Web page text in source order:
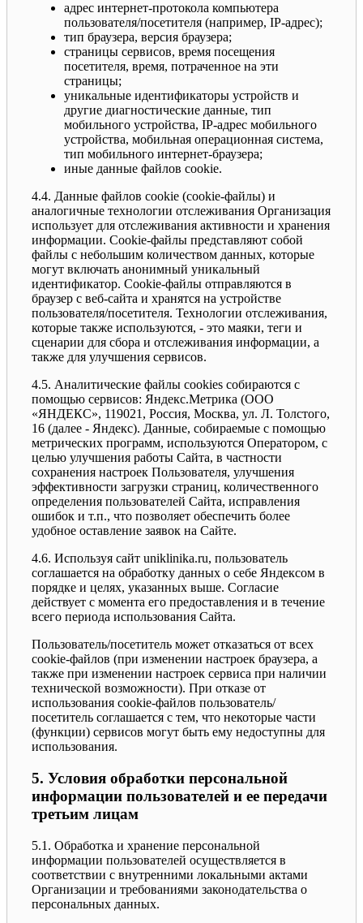
адрес интернет-протокола компьютера
пользователя/посетителя (например, IP-адрес);
тип браузера, версия браузера;
страницы сервисов, время посещения
посетителя, время, потраченное на эти
страницы;
уникальные идентификаторы устройств и
другие диагностические данные, тип
мобильного устройства, IP-адрес мобильного
устройства, мобильная операционная система,
тип мобильного интернет-браузера;
иные данные файлов cookie.
4.4. Данные файлов cookie (сookie-файлы) и
аналогичные технологии отслеживания Организация
использует для отслеживания активности и хранения
информации. Сookie-файлы представляют собой
файлы с небольшим количеством данных, которые
могут включать анонимный уникальный
идентификатор. Cookie-файлы отправляются в
браузер с веб-сайта и хранятся на устройстве
пользователя/посетителя. Технологии отслеживания,
которые также используются, - это маяки, теги и
сценарии для сбора и отслеживания информации, а
также для улучшения сервисов.
4.5. Аналитические файлы cookies собираются с
помощью сервисов: Яндекс.Метрика (ООО
«ЯНДЕКС», 119021, Россия, Москва, ул. Л. Толстого,
16 (далее - Яндекс). Данные, собираемые с помощью
метрических программ, используются Оператором, с
целью улучшения работы Сайта, в частности
сохранения настроек Пользователя, улучшения
эффективности загрузки страниц, количественного
определения пользователей Сайта, исправления
ошибок и т.п., что позволяет обеспечить более
удобное оставление заявок на Сайте.
4.6. Используя сайт uniklinika.ru, пользователь
соглашается на обработку данных о себе Яндексом в
порядке и целях, указанных выше. Согласие
действует с момента его предоставления и в течение
всего периода использования Сайта.
Пользователь/посетитель может отказаться от всех
cookie-файлов (при изменении настроек браузера, а
также при изменении настроек сервиса при наличии
технической возможности). При отказе от
использования cookie-файлов пользователь/
посетитель соглашается с тем, что некоторые части
(функции) сервисов могут быть ему недоступны для
использования.
5. Условия обработки персональной
информации пользователей и ее передачи
третьим лицам
5.1. Обработка и хранение персональной
информации пользователей осуществляется в
соответствии с внутренними локальными актами
Организации и требованиями законодательства о
персональных данных.